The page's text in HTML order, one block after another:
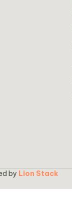
by Lion Stack